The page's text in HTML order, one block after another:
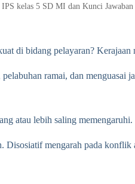
kelas 5 SD MI dan Kunci Jawaban
di bidang pelayaran?
ramai, dan menguasai
atau lebih saling memengaruhi.
mengarah pada